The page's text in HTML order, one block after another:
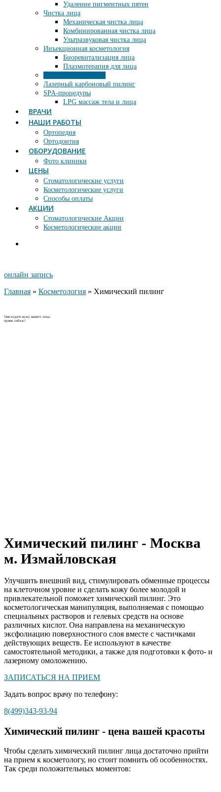
Удаление пигментных пятен
Чистка лица
Механическая чистка лица
Комбинированная чистка лица
Ультразвуковая чистка лица
Инъекционная косметология
Биоревитализация лица
Плазмотерапия для лица
Лазерный карбоновый пилинг
SPA-процедуры
LPG массаж тела и лица
ВРАЧИ
НАШИ РАБОТЫ
Ортопедия
Ортодонтия
ОБОРУДОВАНИЕ
Фото клиники
ЦЕНЫ
Стоматологические услуги
Косметологические услуги
Способы оплаты
АКЦИИ
Стоматологические Акции
Косметологические акции
онлайн запись
Главная » Косметология » Химический пилинг
Омолодите кожу вашего лица
прямо сейчас!
Химический пилинг - Москва
м. Измайловская
Улучшить внешний вид, стимулировать обменные процессы
на клеточном уровне и сделать кожу более молодой и
привлекательной поможет химический пилинг. Это
косметологическая манипуляция, выполняемая с помощью
специальных растворов и гелевых средств на основе
различных кислот. Она направлена на механическую
эксфолиацию поверхностного слоя вместе с частичками
действующих веществ. Ее используют в качестве
самостоятельной методики, а также для подготовки к фото- и
лазерному омоложению.
ЗАПИСАТЬСЯ НА ПРИЕМ
Задать вопрос врачу по телефону:
8(499)343-93-94
Химический пилинг - цена вашей красоты
Чтобы сделать химический пилинг лица достаточно прийти
на прием к косметологу, но стоит помнить об особенностях.
Так среди положительных моментов: